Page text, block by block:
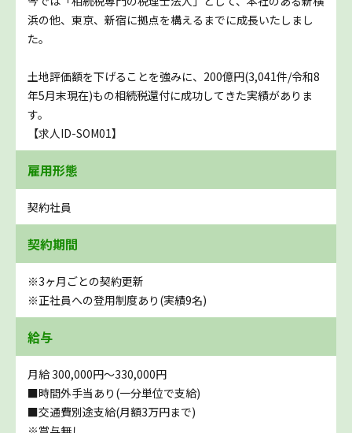
浜の他、東京、新宿に拠点を構えるまでに成長いたしまし
た。
土地評価額を下げることを強みに、200億円(3,041件/令和8
年5月末現在)もの相続税還付に成功してきた実績がありま
す。
【求人ID-SOM01】
雇用形態
契約社員
契約期間
※3ヶ月ごとの契約更新
※正社員への登用制度あり(実績9名)
給与
月給 300,000円〜330,000円
■時間外手当あり(一分単位で支給)
■交通費別途支給(月額3万円まで)